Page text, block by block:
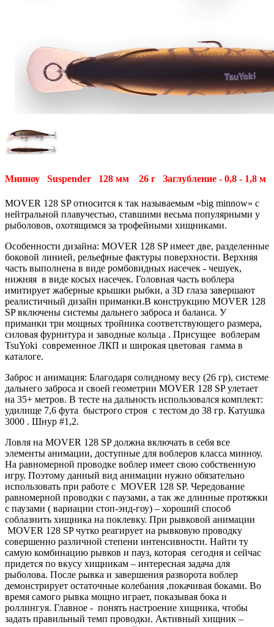
Минноу Suspender 128 мм 26 г Заглубление - 0,8 - 1,8 м
MOVER 128 SP относится к так называемым «big minnow» с
нейтральной плавучестью, ставшими весьма популярными у
рыболовов, охотящимся за трофейными хищниками.
Особенности дизайна: MOVER 128 SP имеет две, разделенные
боковой линией, рельефные фактуры поверхности. Верхняя
часть выполнена в виде ромбовидных насечек - чешуек,
нижняя в виде косых насечек. Головная часть воблера
имитирует жаберные крышки рыбки, а 3D глаза завершают
реалистичный дизайн приманки.В конструкцию MOVER 128
SP включены системы дальнего заброса и баланса. У
приманки три мощных тройника соответствующего размера,
силовая фурнитура и заводные кольца . Присущее воблерам
TsuYoki современное ЛКП и широкая цветовая гамма в
каталоге.
Заброс и анимация: Благодаря солидному весу (26 гр), системе
дальнего заброса и своей геометрии MOVER 128 SP улетает
на 35+ метров. В тесте на дальность использовался комплект:
удилище 7,6 фута быстрого строя с тестом до 38 гр. Катушка
3000 . Шнур #1,2.
Ловля на MOVER 128 SP должна включать в себя все
элементы анимации, доступные для воблеров класса минноу.
На равномерной проводке воблер имеет свою собственную
игру. Поэтому данный вид анимации нужно обязательно
использовать при работе с MOVER 128 SP. Чередование
равномерной проводки с паузами, а так же длинные протяжки
с паузами ( вариации стоп-энд-гоу) – хороший способ
соблазнить хищника на поклевку. При рывковой анимации
MOVER 128 SP чутко реагирует на рывковую проводку
совершенно различной степени интенсивности. Найти ту
самую комбинацию рывков и пауз, которая сегодня и сейчас
придется по вкусу хищникам – интересная задача для
рыболова. После рывка и завершения разворота воблер
демонстрирует остаточные колебания ,покачивая боками. Во
время самого рывка мощно играет, показывая бока и
роллингуя. Главное - понять настроение хищника, чтобы
задать правильный темп проводки. Активный хищник –